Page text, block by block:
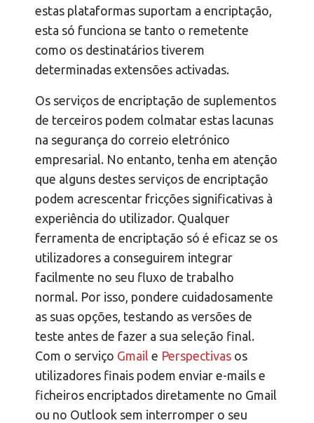
estas plataformas suportam a encriptação,
esta só funciona se tanto o remetente
como os destinatários tiverem
determinadas extensões activadas.
Os serviços de encriptação de suplementos
de terceiros podem colmatar estas lacunas
na segurança do correio eletrónico
empresarial. No entanto, tenha em atenção
que alguns destes serviços de encriptação
podem acrescentar fricções significativas à
experiência do utilizador. Qualquer
ferramenta de encriptação só é eficaz se os
utilizadores a conseguirem integrar
facilmente no seu fluxo de trabalho
normal. Por isso, pondere cuidadosamente
as suas opções, testando as versões de
teste antes de fazer a sua seleção final.
Com o serviço Gmail e Perspectivas os
utilizadores finais podem enviar e-mails e
ficheiros encriptados diretamente no Gmail
ou no Outlook sem interromper o seu